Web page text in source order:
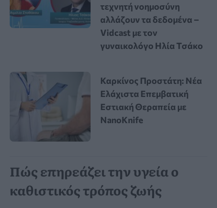
τεχνητή νοημοσύνη
αλλάζουν τα δεδομένα –
Vidcast με τον
γυναικολόγο Ηλία Τσάκο
Καρκίνος Προστάτη: Νέα
Ελάχιστα Επεμβατική
Εστιακή Θεραπεία με
NanoKnife
Πώς επηρεάζει την υγεία ο
καθιστικός τρόπος ζωής